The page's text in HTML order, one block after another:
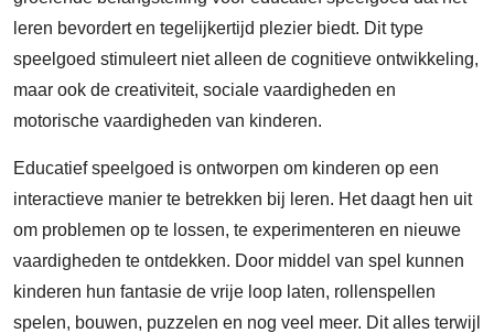
leren bevordert en tegelijkertijd plezier biedt. Dit type
speelgoed stimuleert niet alleen de cognitieve ontwikkeling,
maar ook de creativiteit, sociale vaardigheden en
motorische vaardigheden van kinderen.
Educatief speelgoed is ontworpen om kinderen op een
interactieve manier te betrekken bij leren. Het daagt hen uit
om problemen op te lossen, te experimenteren en nieuwe
vaardigheden te ontdekken. Door middel van spel kunnen
kinderen hun fantasie de vrije loop laten, rollenspellen
spelen, bouwen, puzzelen en nog veel meer. Dit alles terwijl